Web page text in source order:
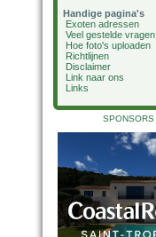
Handige pagina's
Exoten adressen
Veel gestelde vragen
Hoe foto's uploaden
Richtlijnen
Disclaimer
Link naar ons
Links
SPONSORS